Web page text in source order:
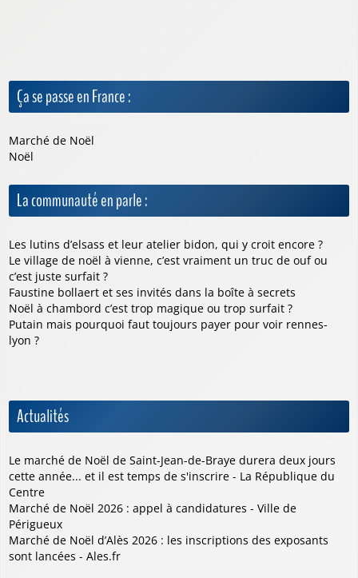
Ça se passe en France :
Marché de Noël
Noël
La communauté en parle :
Les lutins d’elsass et leur atelier bidon, qui y croit encore ?
Le village de noël à vienne, c’est vraiment un truc de ouf ou
c’est juste surfait ?
Faustine bollaert et ses invités dans la boîte à secrets
Noël à chambord c’est trop magique ou trop surfait ?
Putain mais pourquoi faut toujours payer pour voir rennes-
lyon ?
Actualités
Le marché de Noël de Saint-Jean-de-Braye durera deux jours
cette année... et il est temps de s'inscrire - La République du
Centre
Marché de Noël 2026 : appel à candidatures - Ville de
Périgueux
Marché de Noël d’Alès 2026 : les inscriptions des exposants
sont lancées - Ales.fr